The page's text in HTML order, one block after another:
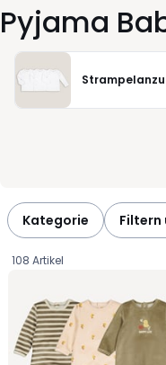
Artikel
Pyjama
Kategorie Filtern
108 Artikel